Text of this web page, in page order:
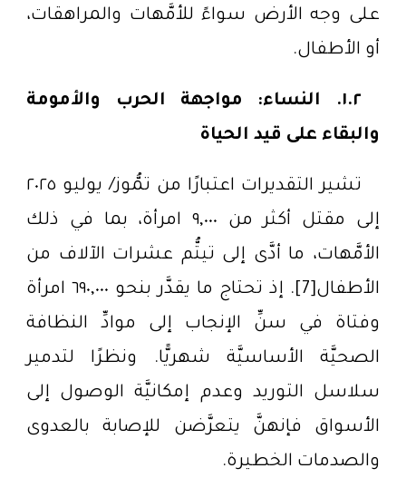
على وجه الأرض سواءً للأمَّهات والمراهقات،
أو الأطفال.
١.٢. النساء: مواجهة الحرب والأمومة
والبقاء على قيد الحياة
تشير التقديرات اعتبارًا من تمُّوز/ يوليو ٢٠٢٥
إلى مقتل أكثر من ٩,٠٠٠ امرأة، بما في ذلك
الأمَّهات، ما أدَّى إلى تيتُّم عشرات الآلاف من
الأطفال[7]. إذ تحتاج ما يقدَّر بنحو ٦٩٠,٠٠٠ امرأة
وفتاة في سنِّ الإنجاب إلى موادِّ النظافة
الصحيَّة الأساسيَّة شهريًّا. ونظرًا لتدمير
سلاسل التوريد وعدم إمكانيَّة الوصول إلى
الأسواق فإنهنَّ يتعرَّضن للإصابة بالعدوى
والصدمات الخطيرة.